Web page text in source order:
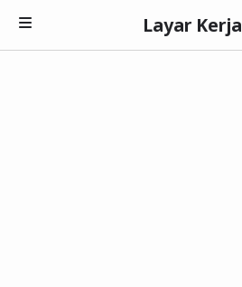
Layar Kerja